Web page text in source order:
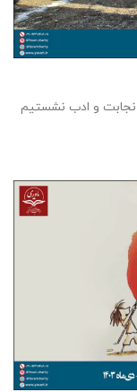
و ادب نشستیم